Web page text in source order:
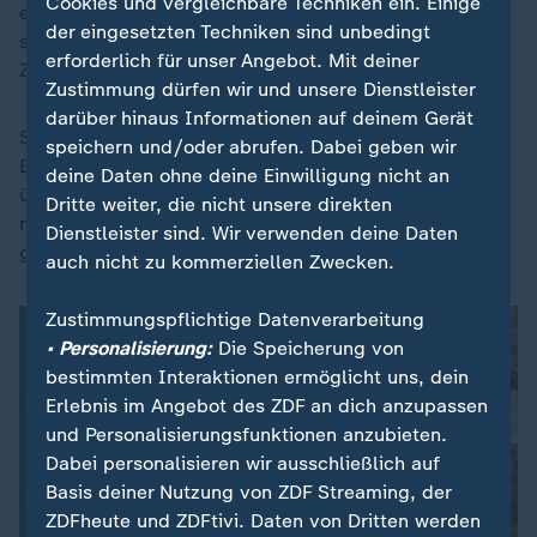
ein parlamentarisches Gremium, das Missstände im
staatlichen Bereich aufklären soll. Hierzu kann er
Zeugen laden.
So auch Scheuer, der im Januar 2021 erklärte, die
EuGH-Entscheidung habe ihn "vollkommen
überrascht". Er habe die Pkw-Maut so schnell wie
möglich umsetzen wollen, um Einnahmen zu
generieren.
der eingesetzten Techniken sind unbedingt
erforderlich für unser Angebot. Mit deiner
Zustimmung dürfen wir und unsere Dienstleister
darüber hinaus Informationen auf deinem Gerät
speichern und/oder abrufen. Dabei geben wir
deine Daten ohne deine Einwilligung nicht an
Dritte weiter, die nicht unsere direkten
Dienstleister sind. Wir verwenden deine Daten
auch nicht zu kommerziellen Zwecken.
Zustimmungspflichtige Datenverarbeitung
• Personalisierung:Die Speicherung von
bestimmten Interaktionen ermöglicht uns, dein
Erlebnis im Angebot des ZDF an dich anzupassen
und Personalisierungsfunktionen anzubieten.
Dabei personalisieren wir ausschließlich auf
Basis deiner Nutzung von ZDF Streaming, der
ZDFheute und ZDFtivi. Daten von Dritten werden